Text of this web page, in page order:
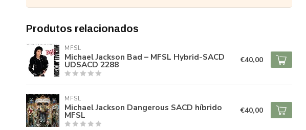
Produtos relacionados
MFSL
Michael Jackson Bad – MFSL Hybrid-SACD
UDSACD 2288 €40,00
MFSL
Michael Jackson Dangerous SACD híbrido
MFSL €40,00